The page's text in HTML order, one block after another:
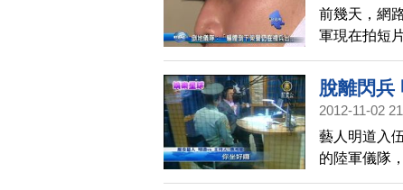
前幾天，網
軍現在拍短
心，非常抱
上。
脫離閃兵
2012-11-02
藝人明道入
的陸軍儀隊
自己從來沒